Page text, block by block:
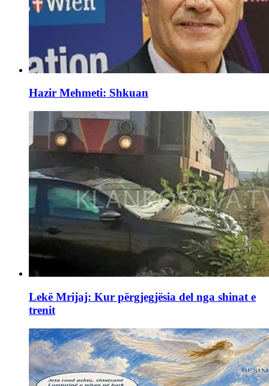
Hazir Mehmeti: Shkuan
Lekë Mrijaj: Kur përgjegjësia del nga shinat e
trenit